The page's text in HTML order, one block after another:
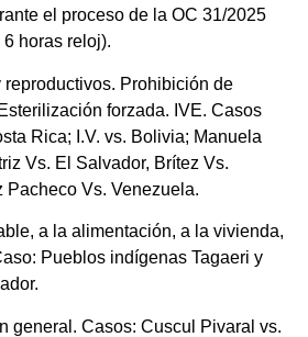
el proceso de la OC 31/2025
horas reloj).
reproductivos. Prohibición de
forzada. IVE. Casos
Rica; I.V. vs. Bolivia; Manuela
Vs. El Salvador, Brítez Vs.
Vs. Venezuela.
a la alimentación, a la vivienda,
Pueblos indígenas Tagaeri y
general. Casos: Cuscul Pivaral vs.